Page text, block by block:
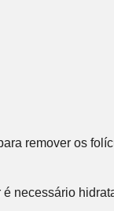
remover os
necessário